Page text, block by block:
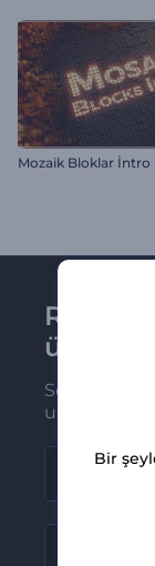
Mozaik Bloklar İntro
üye olun
Son haber
ulaşsın
Bir